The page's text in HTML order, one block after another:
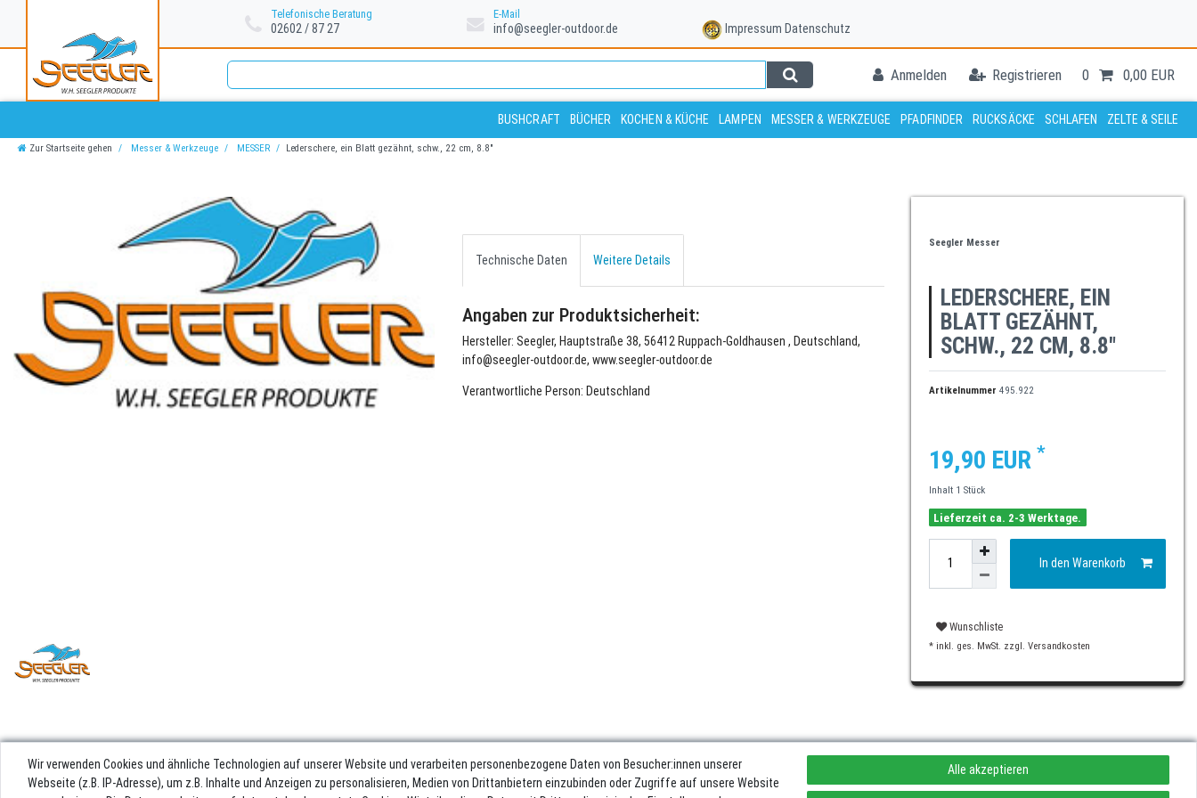
Telefonische Beratung
02602 / 87 27
E-Mail
info@seegler-outdoor.de Impressum Datenschutz
Anmelden Registrieren 0 0,00 EUR
BUSHCRAFT BÜCHER KOCHEN & KÜCHE LAMPEN MESSER & WERKZEUGE PFADFINDER RUCKSÄCKE SCHLAFEN ZELTE & SEILE
Zur Startseite gehen Messer & Werkzeuge MESSER Lederschere, ein Blatt gezähnt, schw., 22 cm, 8.8"
Technische Daten Weitere Details
Angaben zur Produktsicherheit:
Hersteller: Seegler, Hauptstraße 38, 56412 Ruppach-Goldhausen , Deutschland,
info@seegler-outdoor.de, www.seegler-outdoor.de
Verantwortliche Person: Deutschland
Seegler Messer
LEDERSCHERE, EIN
BLATT GEZÄHNT,
SCHW., 22 CM, 8.8"
Artikelnummer 495.922
19,90 EUR *
Inhalt 1 Stück
Lieferzeit ca. 2-3 Werktage.
In den Warenkorb
Wunschliste
* inkl. ges. MwSt. zzgl. Versandkosten
Wir verwenden Cookies und ähnliche Technologien auf unserer Website und verarbeiten personenbezogene Daten von Besucher:innen unserer
Webseite (z.B. IP-Adresse), um z.B. Inhalte und Anzeigen zu personalisieren, Medien von Drittanbietern einzubinden oder Zugriffe auf unsere Website
Alle akzeptieren